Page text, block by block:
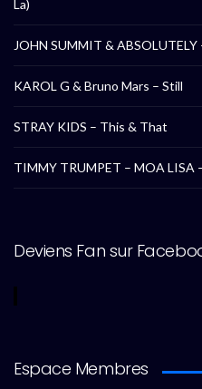
La)
JOHN SUMMIT & ABSOLUTELY
KAROL G & Bruno Mars – Still
STRAY KIDS – This & That
TIMMY TRUMPET – MOA LISA
Deviens Fan sur
Espace Membres